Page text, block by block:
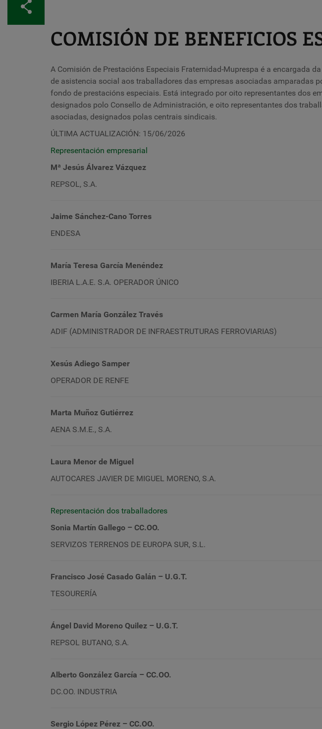
COMISIÓN DE BENEFICIOS
A Comisión de Prestacións Especiais Fraternidad-Muprespa é a encargada
de asistencia social aos traballadores das empresas asociadas amparadas
fondo de prestacións especiais. Está integrado por oito representantes dos
designados polo Consello de Administración, e oito representantes dos
asociadas, designados polas centrais sindicais.
ÚLTIMA ACTUALIZACIÓN: 15/06/2026
Representación empresarial
Mª Jesús Álvarez Vázquez
REPSOL, S.A.
Jaime Sánchez-Cano Torres
ENDESA
María Teresa García Menéndez
IBERIA L.A.E. S.A. OPERADOR ÚNICO
Carmen María González Través
ADIF (ADMINISTRADOR DE INFRAESTRUTURAS FERROVIARIAS)
Xesús Adiego Samper
OPERADOR DE RENFE
Marta Muñoz Gutiérrez
AENA S.M.E., S.A.
Laura Menor de Miguel
AUTOCARES JAVIER DE MIGUEL MORENO, S.A.
Representación dos traballadores
Sonia Martín Gallego – CC.OO.
SERVIZOS TERRENOS DE EUROPA SUR, S.L.
Francisco José Casado Galán – U.G.T.
TESOURERÍA
Ángel David Moreno Quilez – U.G.T.
REPSOL BUTANO, S.A.
Alberto González García – CC.OO.
DC.OO. INDUSTRIA
Sergio López Pérez – CC.OO.